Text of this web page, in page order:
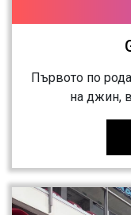
Първото по
на джин,